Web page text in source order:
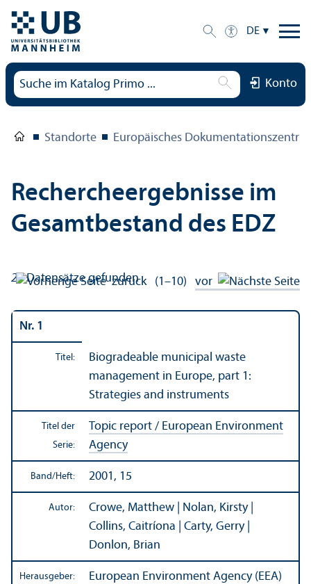
DE
Konto
Standorte Europäisches
Rechercheergebnisse im
Gesamtbestand des EDZ
22Datensätze gefunden
zurück (1–10) vor
Nr. 1
Titel:
Biogradeable municipal waste
management in Europe, part 1:
Strategies and instruments
Titel der
Serie:
Topic report / European Environment
Agency
Band/Heft: 2001, 15
Autor:
Crowe, Matthew | Nolan, Kirsty |
Collins, Caitríona | Carty, Gerry |
Donlon, Brian
Herausgeber: European Environment Agency (EEA)